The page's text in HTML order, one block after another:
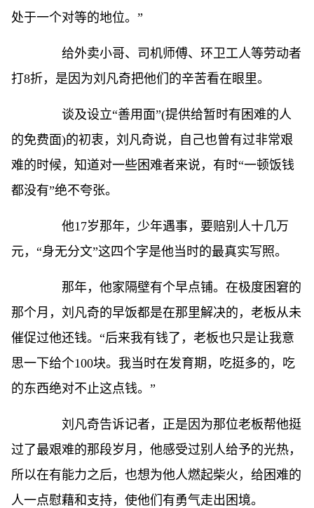
处于一个对等的地位。”
给外卖小哥、司机师傅、环卫工人等劳动者
打8折，是因为刘凡奇把他们的辛苦看在眼里。
谈及设立“善用面”(提供给暂时有困难的人
的免费面)的初衷，刘凡奇说，自己也曾有过非常艰
难的时候，知道对一些困难者来说，有时“一顿饭钱
都没有”绝不夸张。
他17岁那年，少年遇事，要赔别人十几万
元，“身无分文”这四个字是他当时的最真实写照。
那年，他家隔壁有个早点铺。在极度困窘的
那个月，刘凡奇的早饭都是在那里解决的，老板从未
催促过他还钱。“后来我有钱了，老板也只是让我意
思一下给个100块。我当时在发育期，吃挺多的，吃
的东西绝对不止这点钱。”
刘凡奇告诉记者，正是因为那位老板帮他挺
过了最艰难的那段岁月，他感受过别人给予的光热，
所以在有能力之后，也想为他人燃起柴火，给困难的
人一点慰藉和支持，使他们有勇气走出困境。